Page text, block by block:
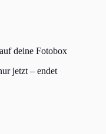
deine Fotobox
jetzt – endet